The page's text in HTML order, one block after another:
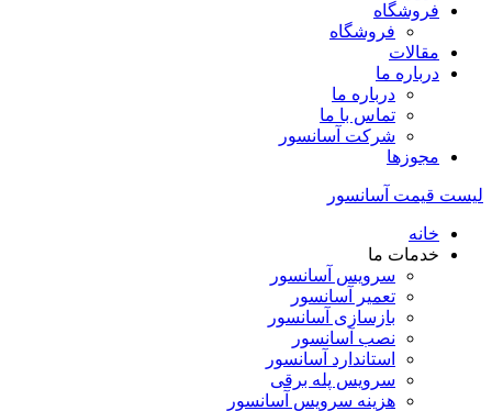
فروشگاه
فروشگاه
مقالات
درباره ما
درباره ما
تماس با ما
شرکت آسانسور
مجوزها
لیست قیمت آسانسور
خانه
خدمات ما
سرویس آسانسور
تعمیر آسانسور
بازسازی آسانسور
نصب آسانسور
استاندارد آسانسور
سرویس پله برقی
هزینه سرویس آسانسور